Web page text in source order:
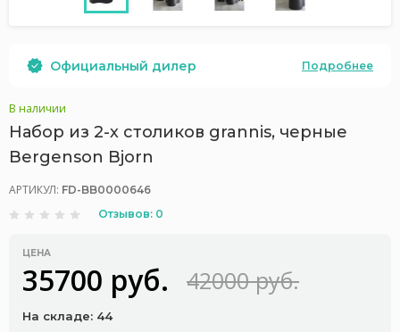
Официальный дилер Подробнее
В наличии
Набор из 2-х столиков grannis, черные
Bergenson Bjorn
АРТИКУЛ: FD-BB0000646
Отзывов: 0
ЦЕНА
35700 руб. 42000 руб.
На складе: 44